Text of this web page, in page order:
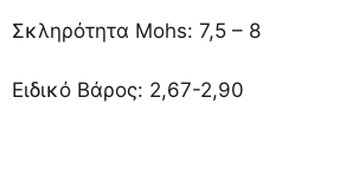
Σκληρότητα Mohs: 7,5 – 8
Ειδικό Βάρος: 2,67-2,90